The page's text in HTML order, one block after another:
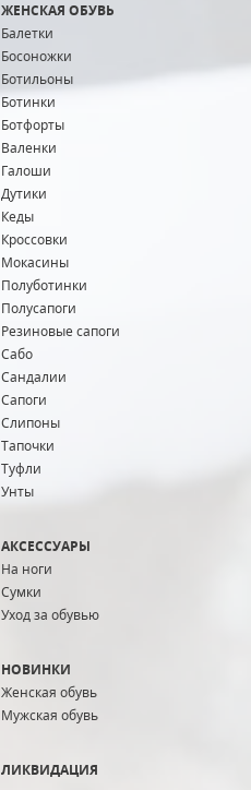
ЖЕНСКАЯ ОБУВЬ
Балетки
Босоножки
Ботильоны
Ботинки
Ботфорты
Валенки
Галоши
Дутики
Кеды
Кроссовки
Мокасины
Полуботинки
Полусапоги
Резиновые сапоги
Сабо
Сандалии
Сапоги
Слипоны
Тапочки
Туфли
Унты
АКСЕССУАРЫ
На ноги
Сумки
Уход за обувью
НОВИНКИ
Женская обувь
Мужская обувь
ЛИКВИДАЦИЯ